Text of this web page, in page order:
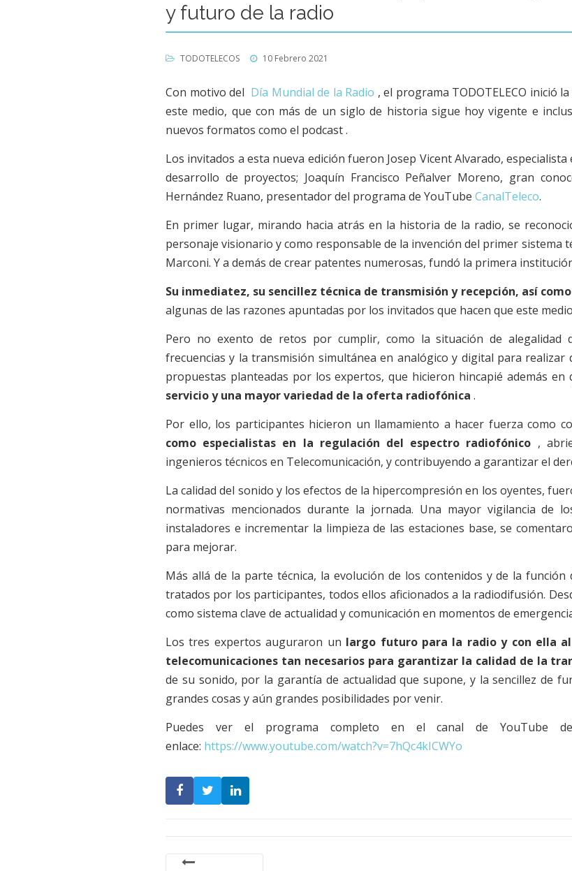
y futuro de la radio
TODOTELECOS 10 Febrero 2021
Con motivo del Día Mundial de la Radio , el programa TODOTELECO inició
este medio, que con más de un siglo de historia sigue hoy vigente e
nuevos formatos como el podcast .
Los invitados a esta nueva edición fueron Josep Vicent Alvarado,
desarrollo de proyectos; Joaquín Francisco Peñalver Moreno, gran
Hernández Ruano, presentador del programa de YouTube CanalTeleco.
En primer lugar, mirando hacia atrás en la historia de la radio, se
personaje visionario y como responsable de la invención del primer sistema
Marconi. Y a demás de crear patentes numerosas, fundó la primera
Su inmediatez, su sencillez técnica de transmisión y recepción, así
algunas de las razones apuntadas por los invitados que hacen que este
Pero no exento de retos por cumplir, como la situación de alegalidad
frecuencias y la transmisión simultánea en analógico y digital para
propuestas planteadas por los expertos, que hicieron hincapié además
servicio y una mayor variedad de la oferta radiofónica .
Por ello, los participantes hicieron un llamamiento a hacer fuerza como
como especialistas en la regulación del espectro radiofónico ,
ingenieros técnicos en Telecomunicación, y contribuyendo a garantizar el
La calidad del sonido y los efectos de la hipercompresión en los oyentes,
normativas mencionados durante la jornada. Una mayor vigilancia de
instaladores e incrementar la limpieza de las estaciones base, se
para mejorar.
Más allá de la parte técnica, la evolución de los contenidos y de la
tratados por los participantes, todos ellos aficionados a la radiodifusión.
como sistema clave de actualidad y comunicación en momentos de
Los tres expertos auguraron un largo futuro para la radio y con ella
telecomunicaciones tan necesarios para garantizar la calidad de la
de su sonido, por la garantía de actualidad que supone, y la sencillez de
grandes cosas y aún grandes posibilidades por venir.
Puedes ver el programa completo en el canal de YouTube
enlace: https://www.youtube.com/watch?v=7hQc4kICWYo